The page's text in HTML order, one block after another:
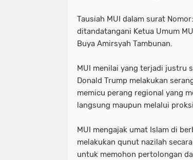
Tausiah MUI dalam surat
ditandatangani Ketua Umum
Buya Amirsyah Tambunan.
MUI menilai yang terjadi justru
Donald Trump melakukan
memicu perang regional yang
langsung maupun melalui
MUI mengajak umat Islam di
melakukan qunut nazilah
untuk memohon pertolongan